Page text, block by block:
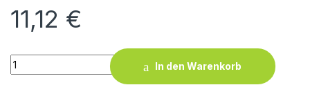
11,12 €
X.O Roundneck T-Shirt Women quantity
In den Warenkorb